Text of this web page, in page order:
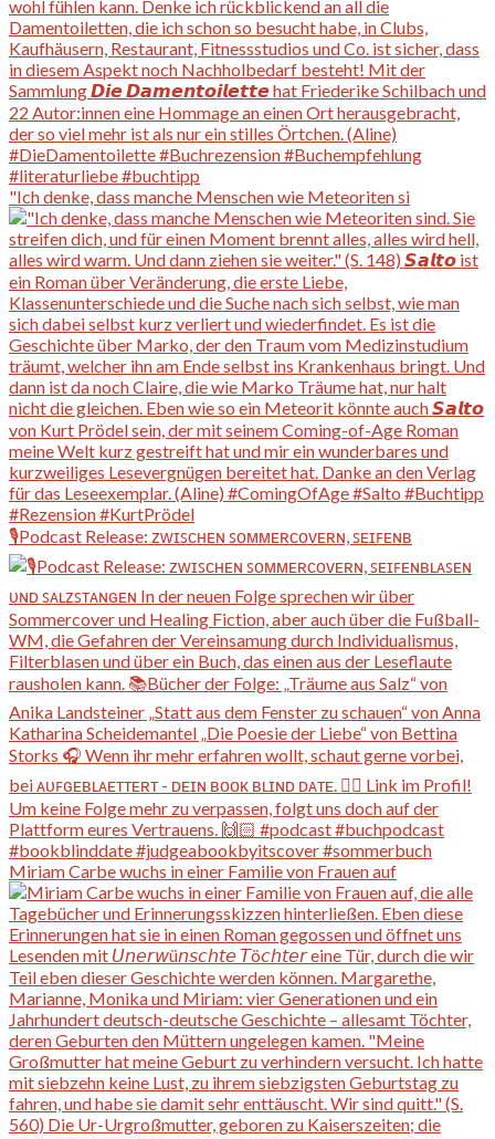
"Ich denke, dass manche Menschen wie Meteoriten si
🎙️Podcast Release: ᴢᴡɪꜱᴄʜᴇɴ ꜱᴏᴍᴍᴇʀᴄᴏᴠᴇʀɴ, ꜱᴇɪꜰᴇɴʙ
Miriam Carbe wuchs in einer Familie von Frauen auf